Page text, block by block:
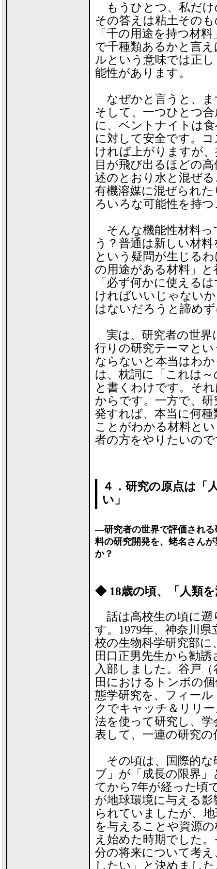
もうひとつ、私だけ
その答えは粘土その
「千の用途を持つ材
で千種類あるかと言
ルという意味では正
能性があります。
なぜかと言うと、ま
そして、一つひとつ
に、ベントナイトは
に対して安全です。
ければ上がりますが
目が飛び出るほどの
述のとおり水と混ぜ
有機溶媒に混ぜられ
ろいろな可能性を持
そんな機能性材料っ
う？普通は新しい材
という疑問が生じる
の用途がある材料」
「必ず何かに使える
ければいいじゃない
はないだろうと諦め
実は、研究者の世界
行りの研究テーマと
ならないと本当はわ
は、枕詞に「これは
と書くわけです。そ
からです。一方で、
発すれば、本当に何
ことがわかる材料と
者の方をやりたいの
４．研究の原点は「
い」
―研究者の世界で評価される
料の研究開発を、蛯名さん
か？
◆ 18歳の頃、「人類
話は高校生の頃に遡
す。1979年、神奈川県
校の生物科学研究部に
田口正男先生から勧誘
入部しました。谷戸（
田におけるトンボの
態学研究を、フィール
クでキャッチ＆リリ
法を使って研究し、学
表して、一連の研究
その頃は、国際的な
ブ」が「成長の限界
てから7年が経った頃
が地球環境に与える
られていましたが、
を与えることや資源
え始めた時期でした
分の将来について考
したい」と決めまし